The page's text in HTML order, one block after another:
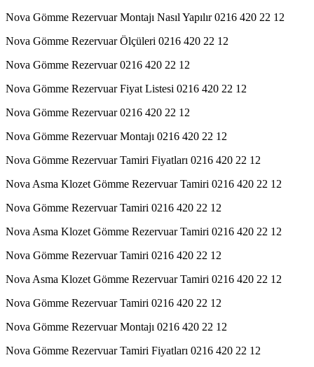
Nova Gömme Rezervuar Montajı Nasıl Yapılır 0216 420 22 12
Nova Gömme Rezervuar Ölçüleri 0216 420 22 12
Nova Gömme Rezervuar 0216 420 22 12
Nova Gömme Rezervuar Fiyat Listesi 0216 420 22 12
Nova Gömme Rezervuar 0216 420 22 12
Nova Gömme Rezervuar Montajı 0216 420 22 12
Nova Gömme Rezervuar Tamiri Fiyatları 0216 420 22 12
Nova Asma Klozet Gömme Rezervuar Tamiri 0216 420 22 12
Nova Gömme Rezervuar Tamiri 0216 420 22 12
Nova Asma Klozet Gömme Rezervuar Tamiri 0216 420 22 12
Nova Gömme Rezervuar Tamiri 0216 420 22 12
Nova Asma Klozet Gömme Rezervuar Tamiri 0216 420 22 12
Nova Gömme Rezervuar Tamiri 0216 420 22 12
Nova Gömme Rezervuar Montajı 0216 420 22 12
Nova Gömme Rezervuar Tamiri Fiyatları 0216 420 22 12